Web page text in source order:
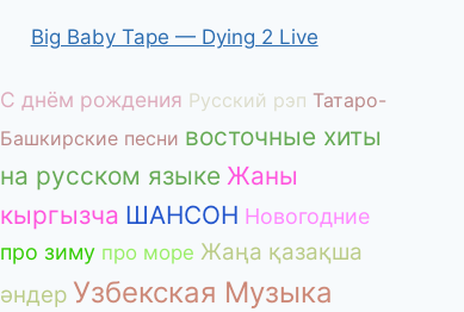
Big Baby Tape — Dying 2 Live
С днём рождения Русский рэп Татаро-
Башкирские песни восточные хиты
на русском языке Жаны
кыргызча ШАНСОН Новогодние
про зиму про море Жаңа қазақша
әндер Узбекская Музыка